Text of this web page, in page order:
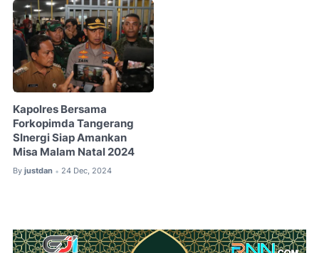
Kapolres Bersama
Forkopimda Tangerang
SInergi Siap Amankan
Misa Malam Natal 2024
By justdan • 24 Dec, 2024